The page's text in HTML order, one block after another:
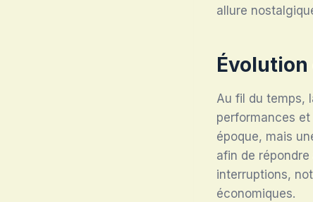
allure
Au fil du temps,
performances
époque, mais
afin de
interruptions,
économiques.